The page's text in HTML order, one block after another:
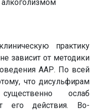
практику
зависит от методики
ААР. По всей
что дисульфирам
ослаб
его действия. Во-